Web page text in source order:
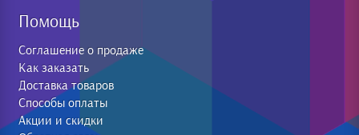
Помощь
Соглашение о продаже
Как заказать
Доставка товаров
Способы оплаты
Акции и скидки